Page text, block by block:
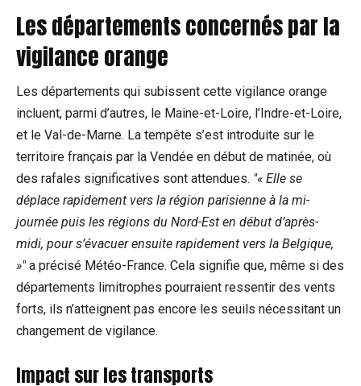
Les départements concernés par la
vigilance orange
Les départements qui subissent cette vigilance orange
incluent, parmi d’autres, le Maine-et-Loire, l’Indre-et-Loire,
et le Val-de-Marne. La tempête s’est introduite sur le
territoire français par la Vendée en début de matinée, où
des rafales significatives sont attendues. « Elle se
déplace rapidement vers la région parisienne à la mi-
journée puis les régions du Nord-Est en début d’après-
midi, pour s’évacuer ensuite rapidement vers la Belgique,
» a précisé Météo-France. Cela signifie que, même si des
départements limitrophes pourraient ressentir des vents
forts, ils n’atteignent pas encore les seuils nécessitant un
changement de vigilance.
Impact sur les transports